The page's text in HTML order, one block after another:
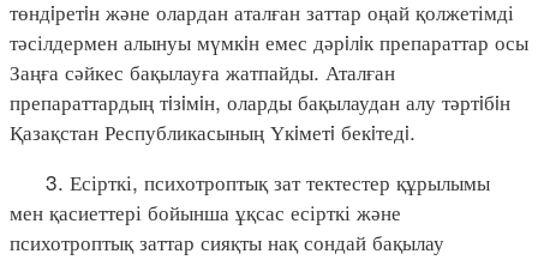
төндiретiн және олардан аталған заттар оңай қолжетімді
тәсілдермен алынуы мүмкiн емес дәрiлiк препараттар осы
Заңға сәйкес бақылауға жатпайды. Аталған
препараттардың тiзiмiн, оларды бақылаудан алу тәртiбiн
Қазақстан Республикасының Үкiметi бекiтедi.
3. Есірткі, психотроптық зат тектестер құрылымы
мен қасиеттері бойынша ұқсас есірткі және
психотроптық заттар сияқты нақ сондай бақылау